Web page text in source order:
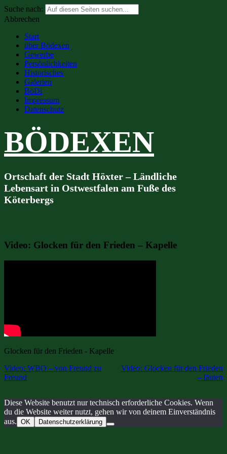
Suche nach:
Abbrechen
Start
über Bödexen
Gewerbe
Persönlichkeiten
Historisches
Galerien
BöDi
Impressum
Datenschutz
BÖDEXEN
Ortschaft der Stadt Höxter – Ländliche
Lebensart in Ostwestfalen am Fuße des
Köterbergs
Video: Glocken für den Frieden – Kapelle
Glocken für den Frieden - Kapelle
Post navigation
Video: WBO – von Freund zu
Freund
Video: Glocken für den Frieden
– läuten
Diese Website benutzt nur technisch erforderliche Cookies. Wenn
du die Website weiter nutzt, gehen wir von deinem Einverständnis
aus. OK Datenschutzerklärung